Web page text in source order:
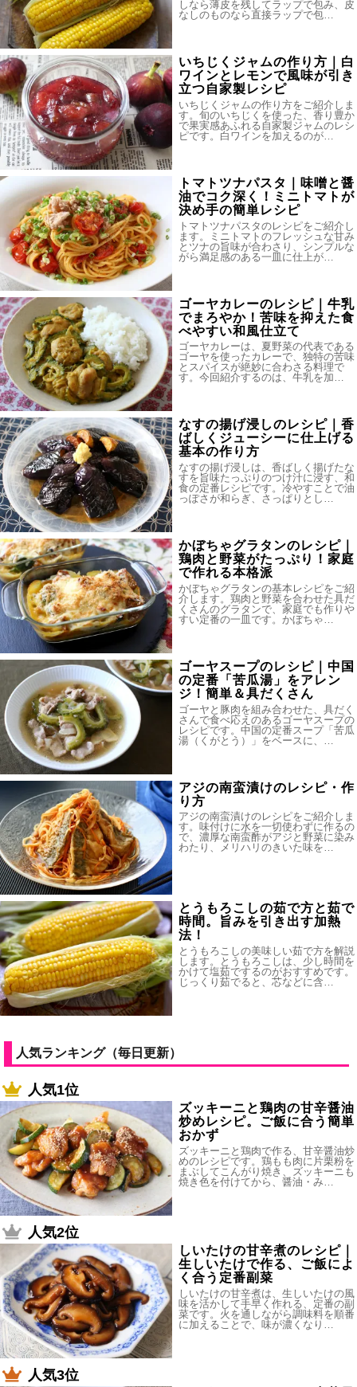
しなら薄皮を残してラップで包み、皮
なしのものなら直接ラップで包…
いちじくジャムの作り方｜白
ワインとレモンで風味が引き
立つ自家製レシピ
いちじくジャムの作り方をご紹介しま
す。旬のいちじくを使った、香り豊か
で果実感あふれる自家製ジャムのレシ
ピです。白ワインを加えるのが…
トマトツナパスタ｜味噌と醤
油でコク深く！ミニトマトが
決め手の簡単レシピ
トマトツナパスタのレシピをご紹介し
ます。ミニトマトのフレッシュな甘み
とツナの旨味が合わさり、シンプルな
がら満足感のある一皿に仕上が…
ゴーヤカレーのレシピ｜牛乳
でまろやか！苦味を抑えた食
べやすい和風仕立て
ゴーヤカレーは、夏野菜の代表である
ゴーヤを使ったカレーで、独特の苦味
とスパイスが絶妙に合わさる料理で
す。今回紹介するのは、牛乳を加…
なすの揚げ浸しのレシピ｜香
ばしくジューシーに仕上げる
基本の作り方
なすの揚げ浸しは、香ばしく揚げたな
すを旨味たっぷりのつけ汁に浸す、和
食の定番レシピです。冷やすことで油
っぽさが和らぎ、さっぱりとし…
かぼちゃグラタンのレシピ｜
鶏肉と野菜がたっぷり！家庭
で作れる本格派
かぼちゃグラタンの基本レシピをご紹
介します。鶏肉と野菜を合わせた具だ
くさんのグラタンで、家庭でも作りや
すい定番の一皿です。かぼちゃ…
ゴーヤスープのレシピ｜中国
の定番「苦瓜湯」をアレン
ジ！簡単＆具だくさん
ゴーヤと豚肉を組み合わせた、具だく
さんで食べ応えのあるゴーヤスープの
レシピです。中国の定番スープ「苦瓜
湯（くがとう）」をベースに、…
アジの南蛮漬けのレシピ・作
り方
アジの南蛮漬けのレシピをご紹介しま
す。味付けに水を一切使わずに作るの
で、濃厚な南蛮酢がアジと野菜に染み
わたり、メリハリのきいた味を…
とうもろこしの茹で方と茹で
時間。旨みを引き出す加熱
法！
とうもろこしの美味しい茹で方を解説
します。とうもろこしは、少し時間を
かけて塩茹でするのがおすすめです。
じっくり茹でると、芯などに含…
人気ランキング（毎日更新）
人気1位
ズッキーニと鶏肉の甘辛醤油
炒めレシピ。ご飯に合う簡単
おかず
ズッキーニと鶏肉で作る、甘辛醤油炒
めのレシピです。鶏もも肉に片栗粉を
まぶしてこんがり焼き、ズッキーニも
焼き色を付けてから、醤油・み…
人気2位
しいたけの甘辛煮のレシピ｜
生しいたけで作る、ご飯によ
く合う定番副菜
しいたけの甘辛煮は、生しいたけの風
味を活かして手早く作れる、定番の副
菜です。火を通しながら調味料を順番
に加えることで、味が濃くなり…
人気3位